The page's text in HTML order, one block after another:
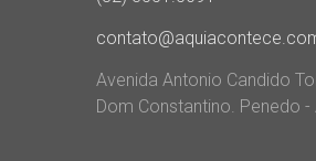
Avenida Antonio Candido
Dom Constantino. Penedo -